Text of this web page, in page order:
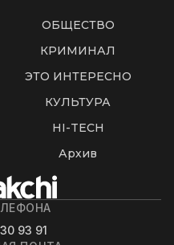
ОБЩЕСТВО
КРИМИНАЛ
ЭТО ИНТЕРЕСНО
КУЛЬТУРА
HI-TECH
Архив
93 91